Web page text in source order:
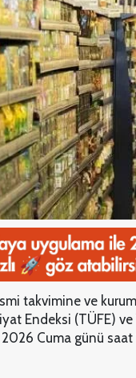
takvimine ve
Endeksi (TÜFE)
Cuma günü